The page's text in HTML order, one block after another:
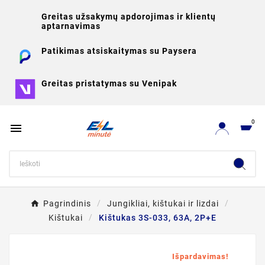
Greitas užsakymų apdorojimas ir klientų
aptarnavimas
Patikimas atsiskaitymas su Paysera
Greitas pristatymas su Venipak
 0
Pagrindinis
Jungikliai, kištukai ir lizdai
Kištukai
Kištukas 3S-033, 63A, 2P+E
Išpardavimas!